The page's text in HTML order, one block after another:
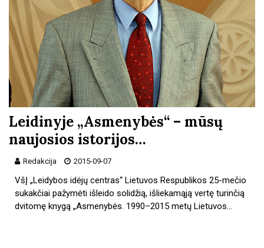
Leidinyje „Asmenybės“ – mūsų
naujosios istorijos…
Redakcija 2015-09-07
VšĮ „Leidybos idėjų centras“ Lietuvos Respublikos 25-mečio
sukakčiai pažymėti išleido solidžią, išliekamąją vertę turinčią
dvitomę knygą „Asmenybės. 1990–2015 metų Lietuvos…